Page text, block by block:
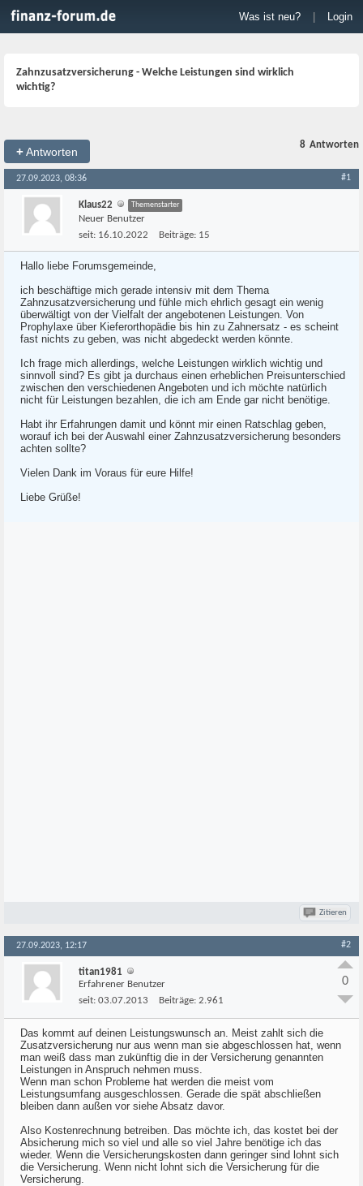
Was ist neu? Login
Zahnzusatzversicherung - Welche Leistungen sind wirklich
wichtig?
+Antworten
8 Antworten
27.09.2023, 08:36 #1
Klaus22 Themenstarter
Neuer Benutzer
seit: 16.10.2022 Beiträge: 15
Hallo liebe Forumsgemeinde,
ich beschäftige mich gerade intensiv mit dem Thema
Zahnzusatzversicherung und fühle mich ehrlich gesagt ein wenig
überwältigt von der Vielfalt der angebotenen Leistungen. Von
Prophylaxe über Kieferorthopädie bis hin zu Zahnersatz - es scheint
fast nichts zu geben, was nicht abgedeckt werden könnte.
Ich frage mich allerdings, welche Leistungen wirklich wichtig und
sinnvoll sind? Es gibt ja durchaus einen erheblichen Preisunterschied
zwischen den verschiedenen Angeboten und ich möchte natürlich
nicht für Leistungen bezahlen, die ich am Ende gar nicht benötige.
Habt ihr Erfahrungen damit und könnt mir einen Ratschlag geben,
worauf ich bei der Auswahl einer Zahnzusatzversicherung besonders
achten sollte?
Vielen Dank im Voraus für eure Hilfe!
Liebe Grüße!
Zitieren
27.09.2023, 12:17 #2
titan1981
Erfahrener Benutzer
seit: 03.07.2013 Beiträge: 2.961
0
Das kommt auf deinen Leistungswunsch an. Meist zahlt sich die
Zusatzversicherung nur aus wenn man sie abgeschlossen hat, wenn
man weiß dass man zukünftig die in der Versicherung genannten
Leistungen in Anspruch nehmen muss.
Wenn man schon Probleme hat werden die meist vom
Leistungsumfang ausgeschlossen. Gerade die spät abschließen
bleiben dann außen vor siehe Absatz davor.
Also Kostenrechnung betreiben. Das möchte ich, das kostet bei der
Absicherung mich so viel und alle so viel Jahre benötige ich das
wieder. Wenn die Versicherungskosten dann geringer sind lohnt sich
die Versicherung. Wenn nicht lohnt sich die Versicherung für die
Versicherung.